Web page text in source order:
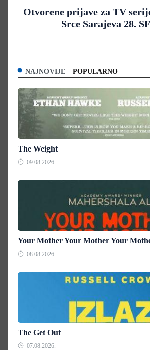
Otvorene prijave za TV
Srce Sarajeva 28.
NAJNOVIJE POPULARNO
The Weight
09.08.2026.
Your Mother Your Mother Your
08.08.2026.
The Get Out
07.08.2026.